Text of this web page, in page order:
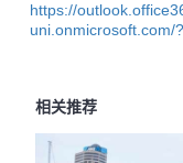
https://
uni.onmicrosoft.com/
相关推荐